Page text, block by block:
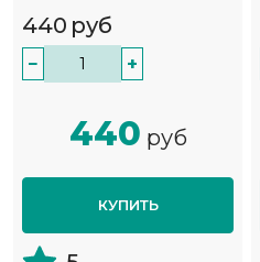
440 руб
− +
440 руб
КУПИТЬ